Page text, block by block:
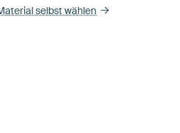
selbst wählen